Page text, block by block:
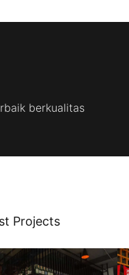
berkualitas
Projects